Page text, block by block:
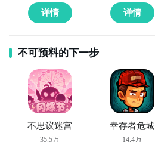
详情 详情
不可预料的下一步
不思议迷宫
35.5万
幸存者危城
14.4万